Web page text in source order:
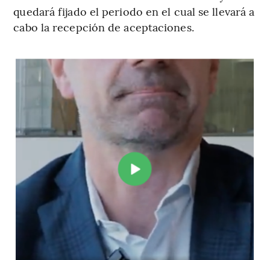
quedará fijado el periodo en el cual se llevará a
cabo la recepción de aceptaciones.